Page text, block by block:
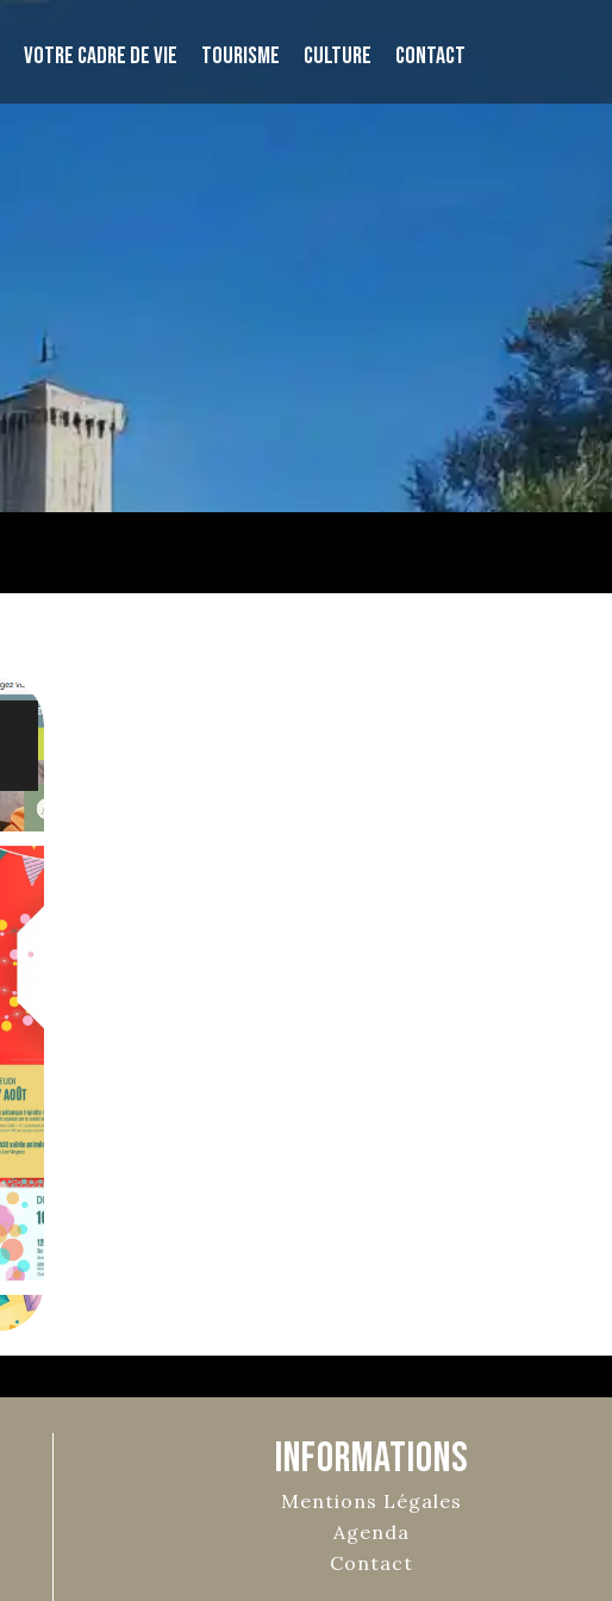
VOTRE CADRE DE VIE TOURISME CULTURE CONTACT
Informations
Mentions Légales
Agenda
Contact